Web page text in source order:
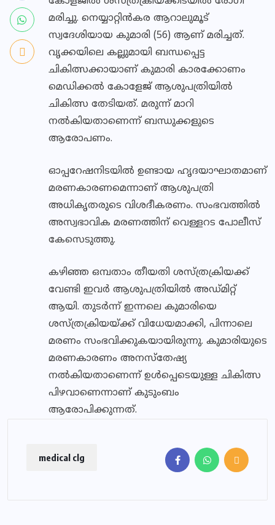
മരിച്ചു. നെയ്യാറ്റിൻകര ആറാലുമൂട്
സ്വദേശിയായ കുമാരി (56) ആണ് മരിച്ചത്.
വൃക്കയിലെ കല്ലുമായി ബന്ധപ്പെട്ട
ചികിത്സക്കായാണ് കുമാരി കാരക്കോണം
മെഡിക്കൽ കോളേജ് ആശുപത്രിയിൽ
ചികിത്സ തേടിയത്. മരുന്ന് മാറി
നൽകിയതാണെന്ന് ബന്ധുക്കളുടെ
ആരോപണം.
ഓപ്പറേഷനിടയിൽ ഉണ്ടായ ഹൃദയാഘാതമാണ്
മരണകാരണമെന്നാണ് ആശുപത്രി
അധികൃതരുടെ വിശദീകരണം. സംഭവത്തിൽ
അസ്വഭാവിക മരണത്തിന് വെള്ളറട പോലീസ്
കേസെടുത്തു.
കഴിഞ്ഞ ഒമ്പതാം തീയതി ശസ്ത്രക്രിയക്ക്
വേണ്ടി ഇവർ ആശുപത്രിയിൽ അഡ്മിറ്റ്
ആയി. തുടർന്ന് ഇന്നലെ കുമാരിയെ
ശസ്ത്രക്രിയയ്ക്ക് വിധേയമാക്കി, പിന്നാലെ
മരണം സംഭവിക്കുകയായിരുന്നു. കുമാരിയുടെ
മരണകാരണം അനസ്‌തേഷ്യ
നൽകിയതാണെന്ന് ഉൾപ്പെടെയുള്ള ചികിത്സ
പിഴവാണെന്നാണ് കുടുംബം
ആരോപിക്കുന്നത്.
medical clg